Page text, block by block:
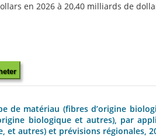
en 2026 à 20,40 milliards de
matériau (fibres d’origine
biologique et autres), par
autres) et prévisions régionales,